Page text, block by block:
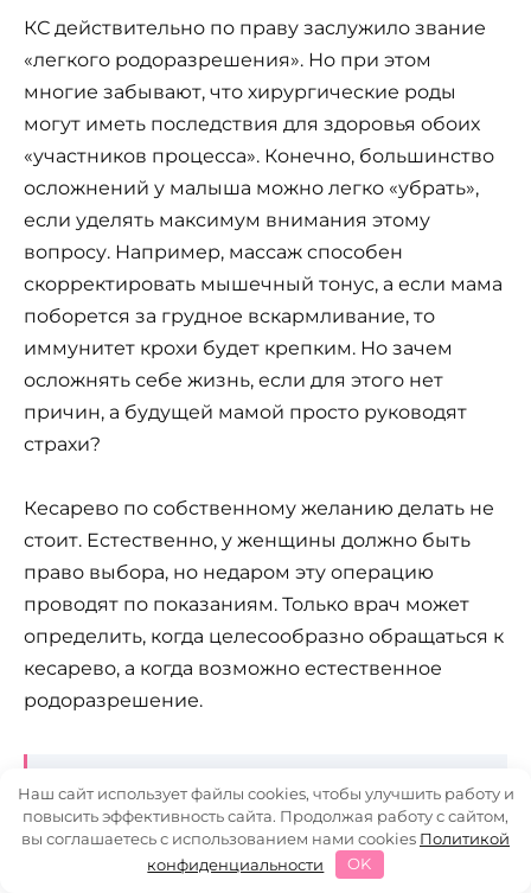
КС действительно по праву заслужило звание
«легкого родоразрешения». Но при этом
многие забывают, что хирургические роды
могут иметь последствия для здоровья обоих
«участников процесса». Конечно, большинство
осложнений у малыша можно легко «убрать»,
если уделять максимум внимания этому
вопросу. Например, массаж способен
скорректировать мышечный тонус, а если мама
поборется за грудное вскармливание, то
иммунитет крохи будет крепким. Но зачем
осложнять себе жизнь, если для этого нет
причин, а будущей мамой просто руководят
страхи?
Кесарево по собственному желанию делать не
стоит. Естественно, у женщины должно быть
право выбора, но недаром эту операцию
проводят по показаниям. Только врач может
определить, когда целесообразно обращаться к
кесарево, а когда возможно естественное
родоразрешение.
Природа продумала все сама: процесс
родов максимально готовит малыша к
внеутробной жизни, а на организм
Наш сайт использует файлы cookies, чтобы улучшить работу и
повысить эффективность сайта. Продолжая работу с сайтом,
вы соглашаетесь с использованием нами cookies Политикой
конфиденциальности
OK